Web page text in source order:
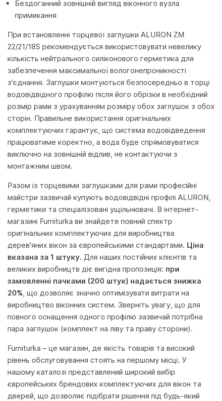
Бездоганний зовнішній вигляд віконного вузла
примикання
При встановленні торцевої заглушки ALURON ZM
22/21/18S рекомендується використовувати невелику
кількість нейтрального силіконового герметика для
забезпечення максимальної вологонепроникності
з'єднання. Заглушки монтуються безпосередньо в торці
водовідвідного профілю після його обрізки в необхідний
розмір рами з урахуванням розміру обох заглушок з обох
сторін. Правильне використання оригінальних
комплектуючих гарантує, що система водовідведення
працюватиме коректно, а вода буде спрямовуватися
виключно на зовнішній відлив, не контактуючи з
монтажним швом.
Разом із торцевими заглушками для рами професійні
майстри зазвичай купують водовідвідні профілі ALURON,
герметики та спеціалізовані ущільнювачі. В інтернет-
магазині Furniturka ви знайдете повний спектр
оригінальних комплектуючих для виробництва
дерев'яних вікон за європейськими стандартами. Ціна
вказана за 1 штуку. Для наших постійних клієнтів та
великих виробництв діє вигідна пропозиція: при
замовленні пачками (200 штук) надається знижка
20%, що дозволяє значно оптимізувати витрати на
виробництво віконних систем. Зверніть увагу, що для
повного оснащення одного профілю зазвичай потрібна
пара заглушок (комплект на ліву та праву сторони).
Furniturka – це магазин, де якість товарів та високий
рівень обслуговування стоять на першому місці. У
нашому каталозі представлений широкий вибір
європейських брендових комплектуючих для вікон та
дверей, що дозволяє підібрати рішення під будь-який